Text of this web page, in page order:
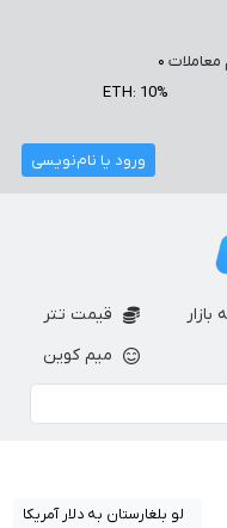
۰
ETH: 10%
ورود یا نام‌نویسی
قیمت تتر
میم کوین
لو بلغارستان به دلار آمریکا